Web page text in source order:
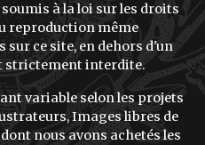
à la loi sur les droits
reproduction même
sur ce site, en dehors d'un
strictement interdite.
variable selon les projets
Images libres de
nous avons achetés les